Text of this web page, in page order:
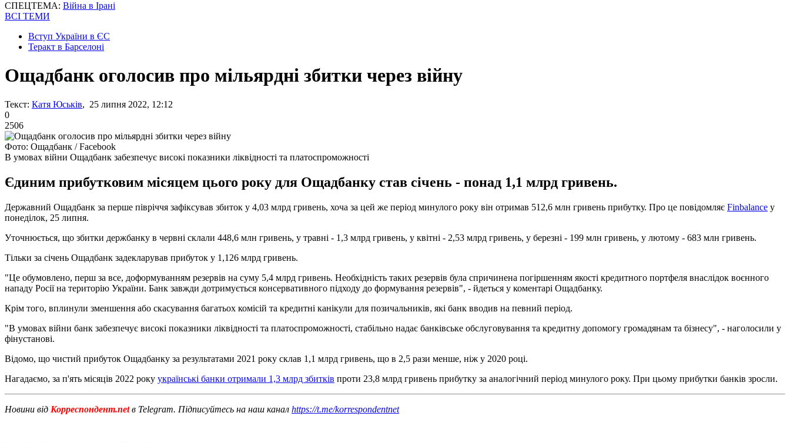
СПЕЦТЕМА: Війна в Ірані
ВСІ ТЕМИ
Вступ України в ЄС
Теракт в Барселоні
Ощадбанк оголосив про мільярдні збитки через війну
Текст: Катя Юськів, 25 липня 2022, 12:12
0
2506
Фото: Ощадбанк / Facebook
В умовах війни Ощадбанк забезпечує високі показники ліквідності та платоспроможності
Єдиним прибутковим місяцем цього року для Ощадбанку став січень - понад 1,1 млрд гривень.
Державний Ощадбанк за перше півріччя зафіксував збиток у 4,03 млрд гривень, хоча за цей же період минулого року він отримав 512,6 млн гривень прибутку. Про це повідомляє Finbalance у
понеділок, 25 липня.
Уточнюється, що збитки держбанку в червні склали 448,6 млн гривень, у травні - 1,3 млрд гривень, у квітні - 2,53 млрд гривень, у березні - 199 млн гривень, у лютому - 683 млн гривень.
Тільки за січень Ощадбанк задекларував прибуток у 1,126 млрд гривень.
"Це обумовлено, перш за все, доформуванням резервів на суму 5,4 млрд гривень. Необхідність таких резервів була спричинена погіршенням якості кредитного портфеля внаслідок воєнного
нападу Росії на територію України. Банк завжди дотримується консервативного підходу до формування резервів", - йдеться у коментарі Ощадбанку.
Крім того, вплинули зменшення або скасування багатьох комісій та кредитні канікули для позичальників, які банк вводив на певний період.
"В умовах війни банк забезпечує високі показники ліквідності та платоспроможності, стабільно надає банківське обслуговування та кредитну допомогу громадянам та бізнесу", - наголосили у
фінустанові.
Відомо, що чистий прибуток Ощадбанку за результатами 2021 року склав 1,1 млрд гривень, що в 2,5 рази менше, ніж у 2020 році.
Нагадаємо, за п'ять місяців 2022 року українські банки отримали 1,3 млрд збитків проти 23,8 млрд гривень прибутку за аналогічний період минулого року. При цьому прибутки банків зросли.
Новини від Корреспондент.netв Telegram. Підписуйтесь на наш канал https://t.me/korrespondentnet